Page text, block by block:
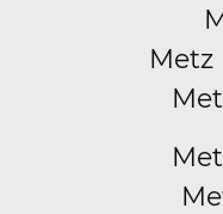
Metz